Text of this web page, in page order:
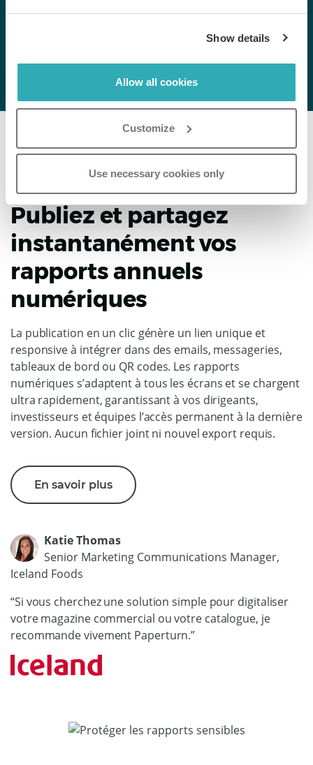
Show details
Allow all cookies
Customize
Use necessary cookies only
Publiez et partagez
instantanément vos
rapports annuels
numériques
La publication en un clic génère un lien unique et
responsive à intégrer dans des emails, messageries,
tableaux de bord ou QR codes. Les rapports
numériques s’adaptent à tous les écrans et se chargent
ultra rapidement, garantissant à vos dirigeants,
investisseurs et équipes l’accès permanent à la dernière
version. Aucun fichier joint ni nouvel export requis.
En savoir plus
Katie Thomas
Senior Marketing Communications Manager,
Iceland Foods
“Si vous cherchez une solution simple pour digitaliser
votre magazine commercial ou votre catalogue, je
recommande vivement Paperturn.”